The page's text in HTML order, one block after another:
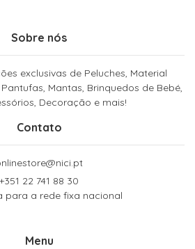
Sobre nós
exclusivas de Peluches, Material
Mantas, Brinquedos de Bebé,
Decoração e mais!
Contato
+351 22 741 88 30
para a rede fixa nacional
Menu